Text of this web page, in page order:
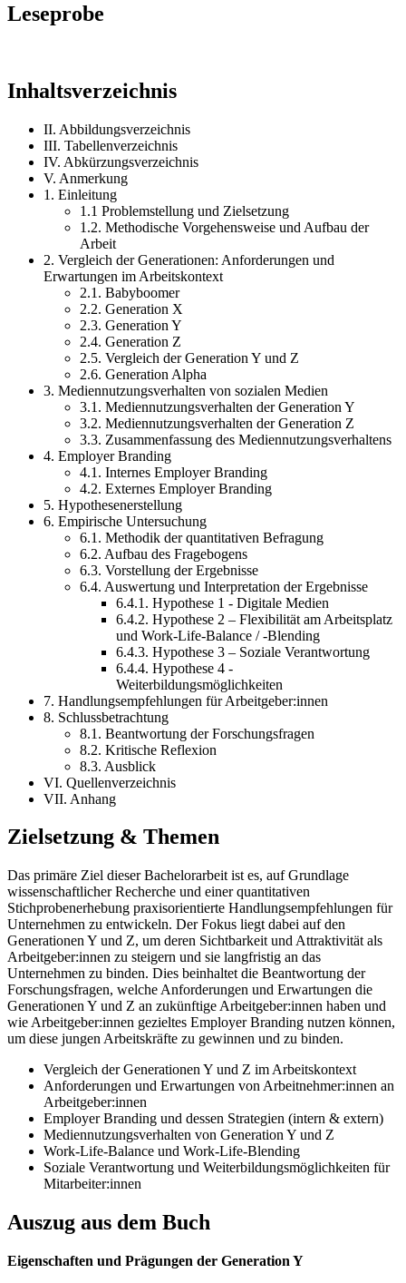
Leseprobe
Inhaltsverzeichnis
II. Abbildungsverzeichnis
III. Tabellenverzeichnis
IV. Abkürzungsverzeichnis
V. Anmerkung
1. Einleitung
1.1 Problemstellung und Zielsetzung
1.2. Methodische Vorgehensweise und Aufbau der
Arbeit
2. Vergleich der Generationen: Anforderungen und
Erwartungen im Arbeitskontext
2.1. Babyboomer
2.2. Generation X
2.3. Generation Y
2.4. Generation Z
2.5. Vergleich der Generation Y und Z
2.6. Generation Alpha
3. Mediennutzungsverhalten von sozialen Medien
3.1. Mediennutzungsverhalten der Generation Y
3.2. Mediennutzungsverhalten der Generation Z
3.3. Zusammenfassung des Mediennutzungsverhaltens
4. Employer Branding
4.1. Internes Employer Branding
4.2. Externes Employer Branding
5. Hypothesenerstellung
6. Empirische Untersuchung
6.1. Methodik der quantitativen Befragung
6.2. Aufbau des Fragebogens
6.3. Vorstellung der Ergebnisse
6.4. Auswertung und Interpretation der Ergebnisse
6.4.1. Hypothese 1 - Digitale Medien
6.4.2. Hypothese 2 – Flexibilität am Arbeitsplatz
und Work-Life-Balance / -Blending
6.4.3. Hypothese 3 – Soziale Verantwortung
6.4.4. Hypothese 4 -
Weiterbildungsmöglichkeiten
7. Handlungsempfehlungen für Arbeitgeber:innen
8. Schlussbetrachtung
8.1. Beantwortung der Forschungsfragen
8.2. Kritische Reflexion
8.3. Ausblick
VI. Quellenverzeichnis
VII. Anhang
Zielsetzung & Themen
Das primäre Ziel dieser Bachelorarbeit ist es, auf Grundlage
wissenschaftlicher Recherche und einer quantitativen
Stichprobenerhebung praxisorientierte Handlungsempfehlungen für
Unternehmen zu entwickeln. Der Fokus liegt dabei auf den
Generationen Y und Z, um deren Sichtbarkeit und Attraktivität als
Arbeitgeber:innen zu steigern und sie langfristig an das
Unternehmen zu binden. Dies beinhaltet die Beantwortung der
Forschungsfragen, welche Anforderungen und Erwartungen die
Generationen Y und Z an zukünftige Arbeitgeber:innen haben und
wie Arbeitgeber:innen gezieltes Employer Branding nutzen können,
um diese jungen Arbeitskräfte zu gewinnen und zu binden.
Vergleich der Generationen Y und Z im Arbeitskontext
Anforderungen und Erwartungen von Arbeitnehmer:innen an
Arbeitgeber:innen
Employer Branding und dessen Strategien (intern & extern)
Mediennutzungsverhalten von Generation Y und Z
Work-Life-Balance und Work-Life-Blending
Soziale Verantwortung und Weiterbildungsmöglichkeiten für
Mitarbeiter:innen
Auszug aus dem Buch
Eigenschaften und Prägungen der Generation Y